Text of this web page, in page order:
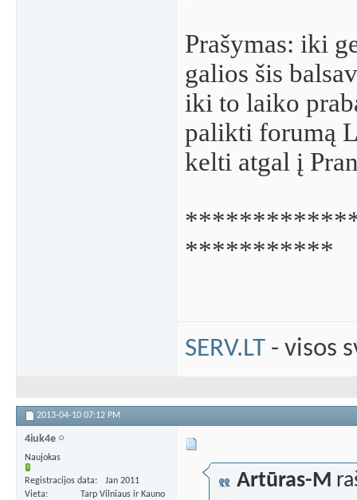
Prašymas: iki
galios šis
iki to laiko
palikti forumą
kelti atgal į
***********
SERV.LT - visos
2013-04-10 07:12 PM
4iuk4e
Naujokas
Registracijos data
Jan 2011
Vieta
Tarp Vilniaus ir Kauno
Artūras-M